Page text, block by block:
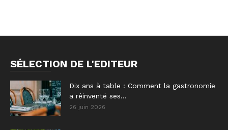
SÉLECTION DE L'EDITEUR
Dix ans à table : Comment la gastronomie
a réinventé ses...
26 juin 2026